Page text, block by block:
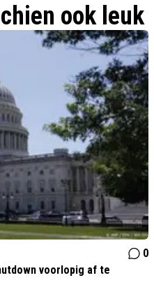
ook leuk
0
voorlopig af te